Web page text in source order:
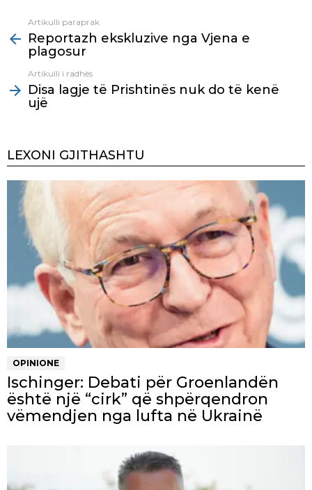
more
Artikulli paraprak
Reportazh ekskluzive nga Vjena e
plagosur
Artikulli i radhës
Disa lagje të Prishtinës nuk do të kenë
ujë
LEXONI GJITHASHTU
OPINIONE
Ischinger: Debati për Groenlandën
është një “cirk” që shpërqendron
vëmendjen nga lufta në Ukrainë